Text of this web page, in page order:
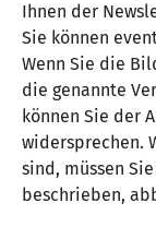
Ihnen der
Sie können
Wenn Sie die
die genannte
können Sie der
widersprechen.
sind, müssen
beschrieben,